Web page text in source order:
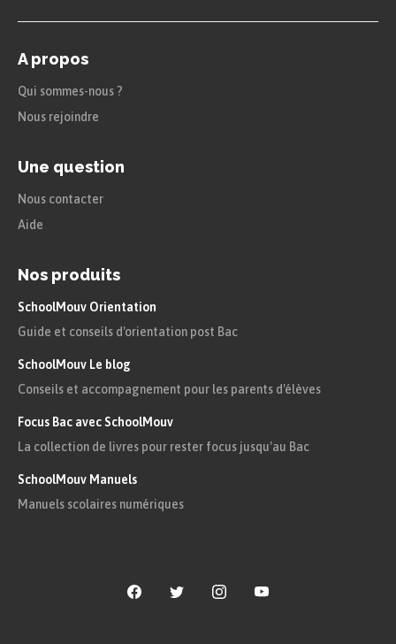
A propos
Qui sommes-nous ?
Nous rejoindre
Une question
Nous contacter
Aide
Nos produits
SchoolMouv Orientation
Guide et conseils d'orientation post Bac
SchoolMouv Le blog
Conseils et accompagnement pour les parents d'élèves
Focus Bac avec SchoolMouv
La collection de livres pour rester focus jusqu'au Bac
SchoolMouv Manuels
Manuels scolaires numériques